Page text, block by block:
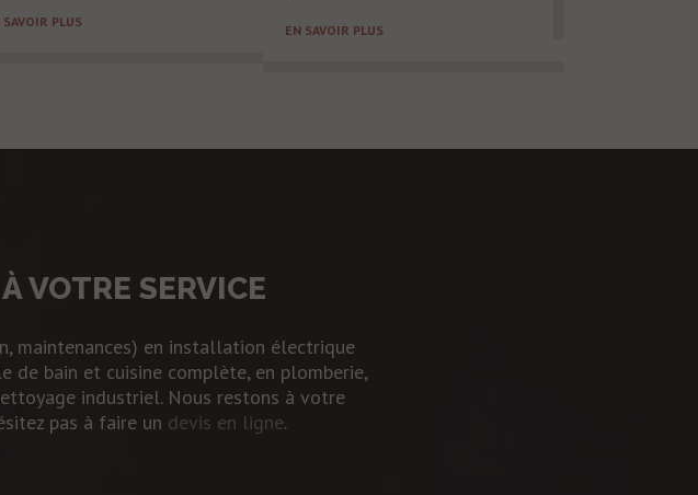
SAVOIR PLUS
EN SAVOIR PLUS
VOTRE SERVICE
maintenances) en installation électrique
de bain et cuisine complète, en plomberie,
industriel. Nous restons à votre
pas à faire un devis en ligne.